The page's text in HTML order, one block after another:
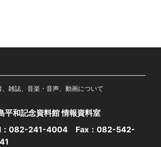
、雑誌、音楽・音声、動画について
平和記念資料館 情報資料室
082-241-4004 Fax：082-542-